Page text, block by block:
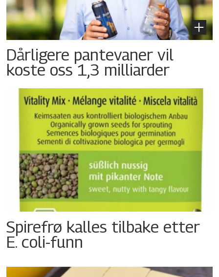
Dårligere pantevaner vil
koste oss 1,3 milliarder
Spirefrø kalles tilbake etter
E. coli-funn